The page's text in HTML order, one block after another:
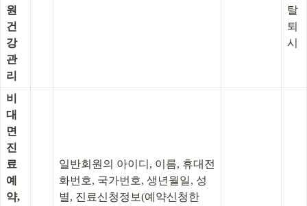
원
건
강
관
리
탈
퇴
시
비
대
면
진
료
예
약,
일반회원의 아이디, 이름, 휴대전
화번호, 국가번호, 생년월일, 성
별, 진료신청정보(예약신청한